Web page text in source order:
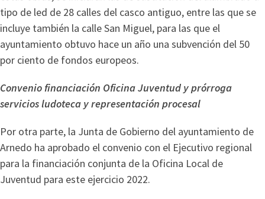
tipo de led de 28 calles del casco antiguo, entre las que se
incluye también la calle San Miguel, para las que el
ayuntamiento obtuvo hace un año una subvención del 50
por ciento de fondos europeos.
Convenio financiación Oficina Juventud y prórroga
servicios ludoteca y representación procesal
Por otra parte, la Junta de Gobierno del ayuntamiento de
Arnedo ha aprobado el convenio con el Ejecutivo regional
para la financiación conjunta de la Oficina Local de
Juventud para este ejercicio 2022.